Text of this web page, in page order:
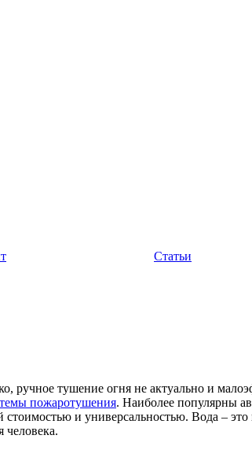
Статьи
ручное тушение огня не актуально и
пожаротушения. Наиболее популярны
и универсальностью. Вода –
человека.